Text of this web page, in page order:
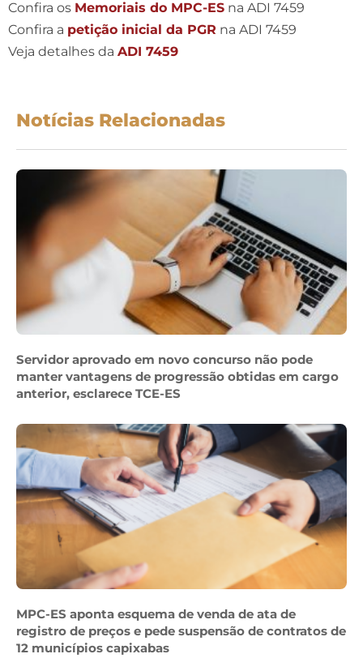
Confira os Memoriais do MPC-ES na ADI 7459
Confira a petição inicial da PGR na ADI 7459
Veja detalhes da ADI 7459
Notícias Relacionadas
Servidor aprovado em novo concurso não pode
manter vantagens de progressão obtidas em cargo
anterior, esclarece TCE-ES
MPC-ES aponta esquema de venda de ata de
registro de preços e pede suspensão de contratos de
12 municípios capixabas